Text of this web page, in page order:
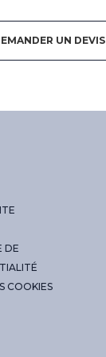
UN DEVIS
DE
COOKIES